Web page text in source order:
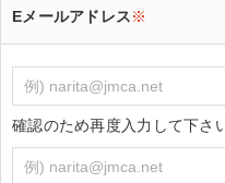
Eメールアドレス※
確認のため再度入力して下さい